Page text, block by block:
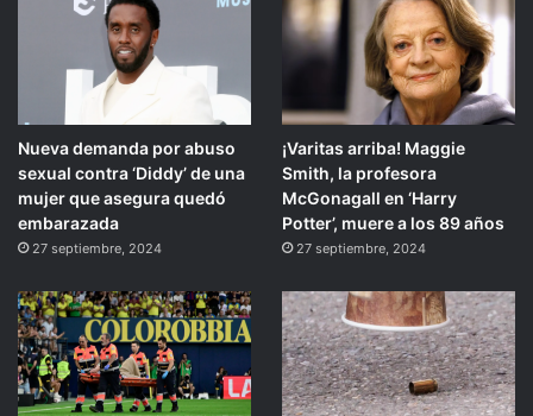
Nueva demanda por abuso
sexual contra ‘Diddy’ de una
mujer que asegura quedó
embarazada
27 septiembre, 2024
¡Varitas arriba! Maggie
Smith, la profesora
McGonagall en ‘Harry
Potter’, muere a los 89 años
27 septiembre, 2024